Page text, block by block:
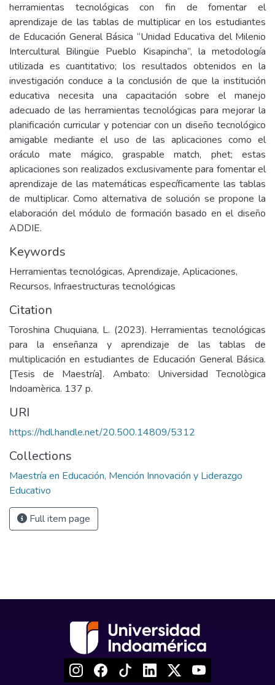
herramientas tecnológicas con fin de fomentar el
aprendizaje de las tablas de multiplicar en los estudiantes
de Educación General Básica “Unidad Educativa del Milenio
Intercultural Bilingüe Pueblo Kisapincha”, la metodología
utilizada es cuantitativo; los resultados obtenidos en la
investigación conduce a la conclusión de que la institución
educativa necesita una capacitación sobre el manejo
adecuado de las herramientas tecnológicas para mejorar la
planificación curricular y potenciar con un diseño tecnológico
amigable mediante el uso de las aplicaciones como el
oráculo mate mágico, graspable match, phet; estas
aplicaciones son realizados exclusivamente para fomentar el
aprendizaje de las matemáticas específicamente las tablas
de multiplicar. Como alternativa de solución se propone la
elaboración del módulo de formación basado en el diseño
ADDIE.
Keywords
Herramientas tecnológicas, Aprendizaje, Aplicaciones,
Recursos, Infraestructuras tecnológicas
Citation
Toroshina Chuquiana, L. (2023). Herramientas tecnológicas
para la enseñanza y aprendizaje de las tablas de
multiplicación en estudiantes de Educación General Básica.
[Tesis de Maestría]. Ambato: Universidad Tecnològica
Indoamèrica. 137 p.
URI
https://hdl.handle.net/20.500.14809/5312
Collections
Maestría en Educación, Mención Innovación y Liderazgo
Educativo
Full item page